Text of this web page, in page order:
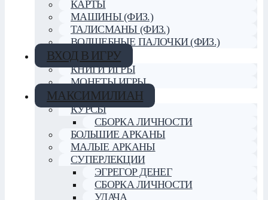
КАРТЫ
МАШИНЫ (ФИЗ.)
ТАЛИСМАНЫ (ФИЗ.)
ВОЛШЕБНЫЕ ПАЛОЧКИ (ФИЗ.)
ВХОД В ИГРУ
КНИГИ ИГРЫ
МОНЕТЫ ИГРЫ
МАКСИМИЛИАН
КУРСЫ
СБОРКА ЛИЧНОСТИ
БОЛЬШИЕ АРКАНЫ
МАЛЫЕ АРКАНЫ
СУПЕРЛЕКЦИИ
ЭГРЕГОР ДЕНЕГ
СБОРКА ЛИЧНОСТИ
УДАЧА